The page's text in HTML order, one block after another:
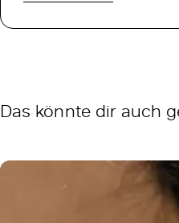
Das könnte dir auch